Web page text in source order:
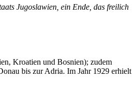
Jugoslawien, ein Ende, das freilich
Kroatien und Bosnien); zudem
bis zur Adria. Im Jahr 1929 erhielt